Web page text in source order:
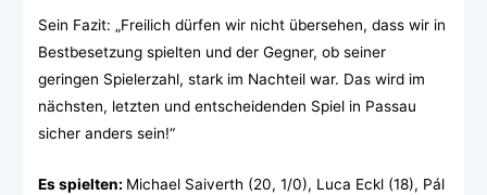
Sein Fazit: „Freilich dürfen wir nicht übersehen, dass wir in
Bestbesetzung spielten und der Gegner, ob seiner
geringen Spielerzahl, stark im Nachteil war. Das wird im
nächsten, letzten und entscheidenden Spiel in Passau
sicher anders sein!“
Es spielten: Michael Saiverth (20, 1/0), Luca Eckl (18), Pál